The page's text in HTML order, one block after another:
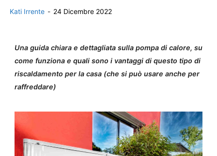
Kati Irrente - 24 Dicembre 2022
Una guida chiara e dettagliata sulla pompa di calore, su
come funziona e quali sono i vantaggi di questo tipo di
riscaldamento per la casa (che si può usare anche per
raffreddare)